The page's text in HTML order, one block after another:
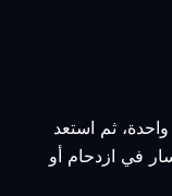
ثم استعد
في ازدحام أو